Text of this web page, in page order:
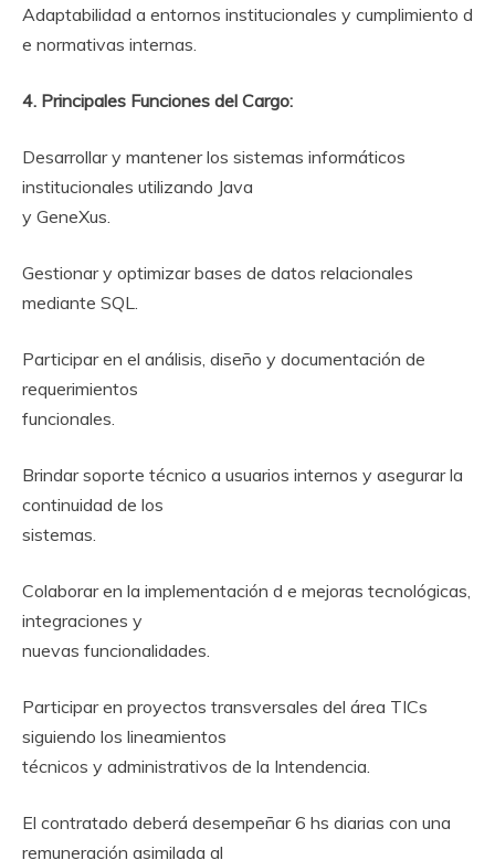
Adaptabilidad a entornos institucionales y cumplimiento d
e normativas internas.
4. Principales Funciones del Cargo:
Desarrollar y mantener los sistemas informáticos
institucionales utilizando Java
y GeneXus.
Gestionar y optimizar bases de datos relacionales
mediante SQL.
Participar en el análisis, diseño y documentación de
requerimientos
funcionales.
Brindar soporte técnico a usuarios internos y asegurar la
continuidad de los
sistemas.
Colaborar en la implementación d e mejoras tecnológicas,
integraciones y
nuevas funcionalidades.
Participar en proyectos transversales del área TICs
siguiendo los lineamientos
técnicos y administrativos de la Intendencia.
El contratado deberá desempeñar 6 hs diarias con una
remuneración asimilada al